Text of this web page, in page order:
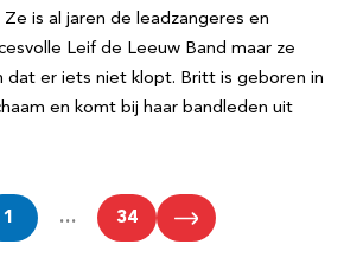
is al jaren de leadzangeres en
Leif de Leeuw Band maar ze
dat er iets niet klopt. Britt is geboren in
en komt bij haar bandleden uit
1 … 34